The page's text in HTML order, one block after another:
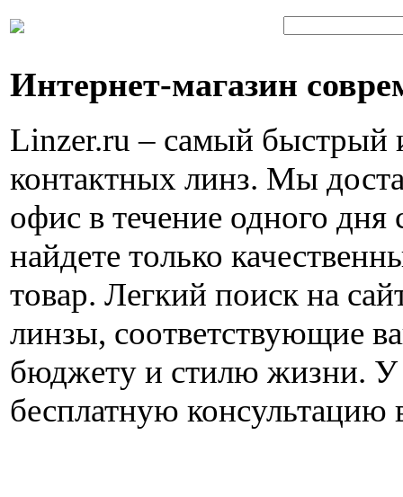
Интернет-магазин
Linzer.ru – самый быстрый
контактных линз. Мы
офис в течение одного дня
найдете только
товар. Легкий поиск на
линзы, соответствующие
бюджету и стилю жизни. У
бесплатную консультацию